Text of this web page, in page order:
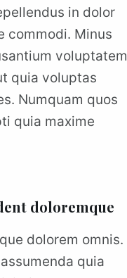
in dolor
commodi. Minus
voluptatem
quia voluptas
Numquam quos
quia maxime
doloremque
dolorem omnis.
quia